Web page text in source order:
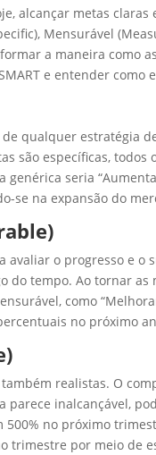
alcançar metas claras
Mensurável
a maneira como
e entender
qualquer estratégia
são específicas,
genérica seria
se na expansão do
avaliar o progresso e
do tempo. Ao tornar
como
no próximo
realistas. O
parece inalcançável,
500% no próximo
trimestre por meio de